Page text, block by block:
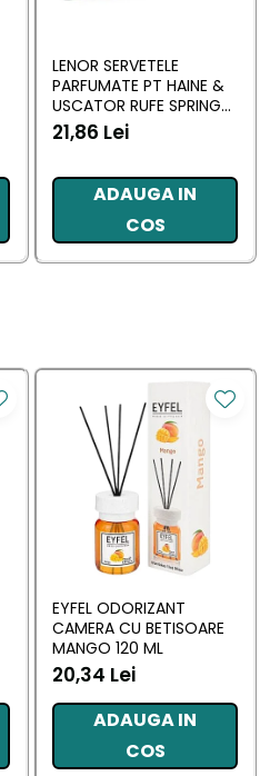
LENOR SERVETELE
PARFUMATE PT HAINE &
USCATOR RUFE SPRING
AWAKENING 34 BUC
21,86 Lei
ADAUGA IN
COS
EYFEL ODORIZANT
CAMERA CU BETISOARE
MANGO 120 ML
20,34 Lei
ADAUGA IN
COS